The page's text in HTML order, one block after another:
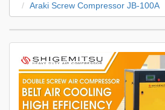
Araki Screw Compressor JB-100A